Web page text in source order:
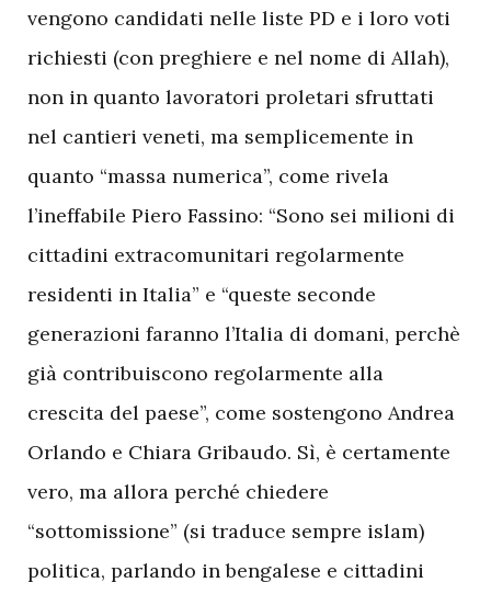
vengono candidati nelle liste PD e i loro voti
richiesti (con preghiere e nel nome di Allah),
non in quanto lavoratori proletari sfruttati
nel cantieri veneti, ma semplicemente in
quanto “massa numerica”, come rivela
l’ineffabile Piero Fassino: “Sono sei milioni di
cittadini extracomunitari regolarmente
residenti in Italia” e “queste seconde
generazioni faranno l’Italia di domani, perchè
già contribuiscono regolarmente alla
crescita del paese”, come sostengono Andrea
Orlando e Chiara Gribaudo. Sì, è certamente
vero, ma allora perché chiedere
“sottomissione” (si traduce sempre islam)
politica, parlando in bengalese e cittadini